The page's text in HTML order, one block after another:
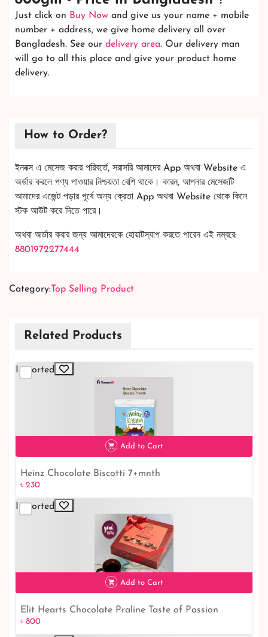
Just click on Buy Now and give us your name + mobile
number + address, we give home delivery all over
Bangladesh. See our delivery area. Our delivery man
will go to all this place and give your product home
delivery.
How to Order?
ইনবক্স এ মেসেজ করার পরিবর্তে, সরাসরি আমাদের App অথবা Website এ
অর্ডার করলে পণ্য পাওয়ার নিশ্চয়তা বেশি থাকে। কারন, আপনার মেসেজটি
আমাদের এজেন্ট পড়ার পূর্বে অন্য ক্রেতা App অথবা Website থেকে কিনে
স্টক আউট করে দিতে পারে।
অথবা অর্ডার করার জন্য আমাদেরকে হোয়াটস্যাপ করতে পারেন এই নম্বরে:
8801972277444
Category: Top Selling Product
Related Products
Imported
৳ 230
Add to Cart
Heinz Chocolate Biscotti 7+mnth
৳ 230
Imported
৳ 800
Add to Cart
Elit Hearts Chocolate Praline Taste of Passion
৳ 800